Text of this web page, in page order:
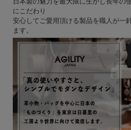
にこだわり
安心してご愛用頂ける製品を職人が一
ます。